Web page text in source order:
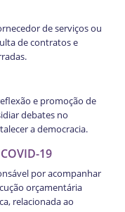
de serviços ou
de contratos e
e promoção de
debates no
a democracia.
19
por acompanhar
orçamentária
relacionada ao